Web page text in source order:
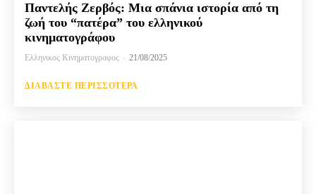
Παντελής Ζερβός: Μια σπάνια ιστορία από τη
ζωή του “πατέρα” του ελληνικού
κινηματογράφου
Ελληνικος Κινηματογραφος - 21/08/2025
ΔΙΑΒΆΣΤΕ ΠΕΡΙΣΣΌΤΕΡΑ